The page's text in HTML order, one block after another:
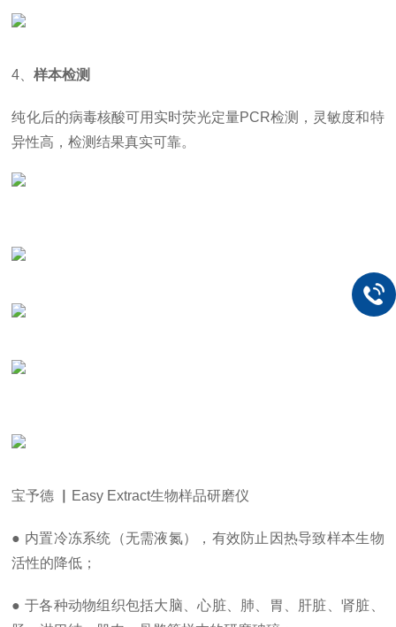
4、样本检测
纯化后的病毒核酸可用实时荧光定量PCR检测，灵敏度和特
异性高，检测结果真实可靠。
宝予德 ▏Easy Extract生物样品研磨仪
● 内置冷冻系统（无需液氮），有效防止因热导致样本生物
活性的降低；
● 于各种动物组织包括大脑、心脏、肺、胃、肝脏、肾脏、